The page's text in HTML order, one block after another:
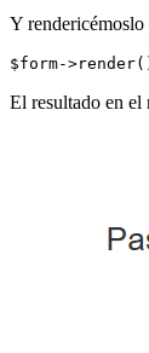
Y
El resultado en el